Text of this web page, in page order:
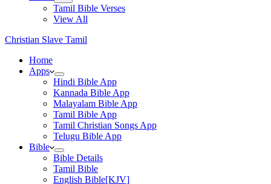
Tamil Bible Verses
View All
Christian Slave Tamil
Home
Apps
Hindi Bible App
Kannada Bible App
Malayalam Bible App
Tamil Bible App
Tamil Christian Songs App
Telugu Bible App
Bible
Bible Details
Tamil Bible
English Bible[KJV]